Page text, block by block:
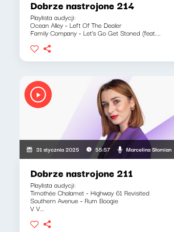
Dobrze nastrojone 214
Playlista audycji:
Ocean Alley - Left Of The Dealer
Family Company - Let's Go Get Stoned (feat....
31 stycznia 2025 55:57 Marcelina Słomian
Dobrze nastrojone 211
Playlista audycji:
Timothée Chalamet - Highway 61 Revisited
Southern Avenue - Rum Boogie
V V...